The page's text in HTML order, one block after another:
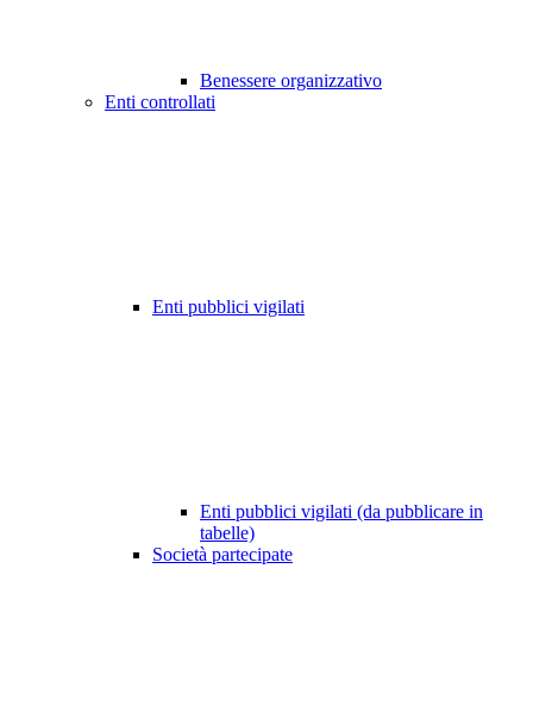
Benessere organizzativo
Enti controllati
Enti pubblici vigilati
Enti pubblici vigilati (da pubblicare in
tabelle)
Società partecipate